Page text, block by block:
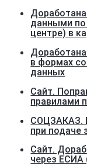
данными
центре) в
в формах
данных
Сайт.
правилами
СОЦЗАКАЗ.
при подаче
Сайт.
через ЕСИА